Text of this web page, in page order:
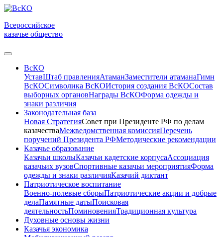
Всероссийское
казачье общество
ВсКО
УставШтаб правленияАтаманЗаместители атаманаГимн
ВсКОСимволика ВсКОИстория создания ВсКОСостав
выборных органовНаграды ВсКОФорма одежды и
знаки различия
Законодательная база
Новая СтратегияСовет при Президенте РФ по делам
казачестваМежведомственная комиссияПеречень
поручений Президента РФМетодические рекомендации
Казачье образование
Казачьи школыКазачьи кадетские корпусаАссоциация
казачьих вузовСпортивные казачьи мероприятияФорма
одежды и знаки различияКазачий диктант
Патриотическое воспитание
Военно-полевые сборыПатриотические акции и добрые
делаПамятные датыПоисковая
деятельностьПоминовенияТрадиционная культура
Духовные основы жизни
Казачья экономика